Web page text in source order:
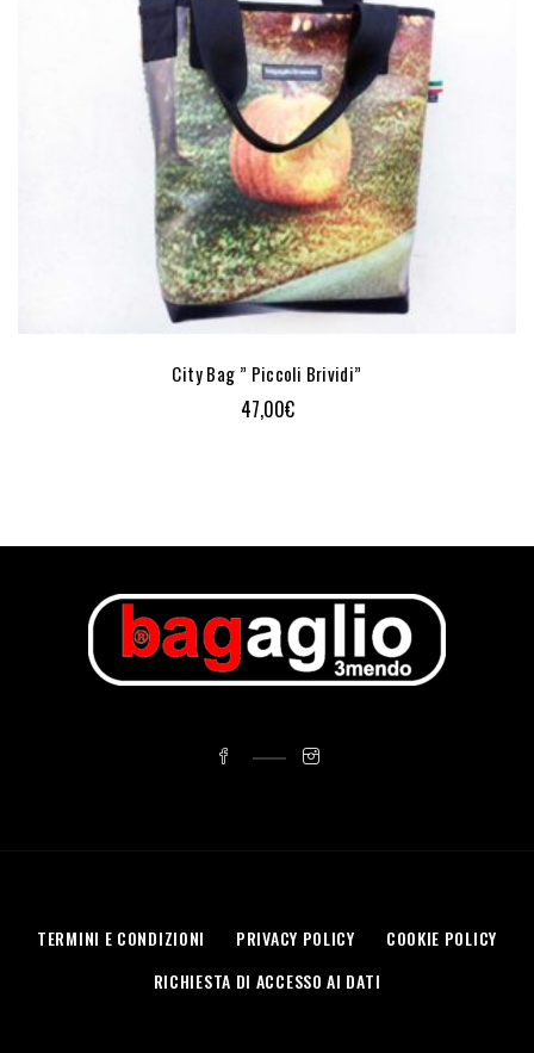
City Bag ” Piccoli Brividi”
47,00€
TERMINI E CONDIZIONI PRIVACY POLICY
COOKIE POLICY
RICHIESTA DI ACCESSO AI DATI